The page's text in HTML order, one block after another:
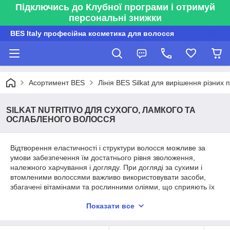
Підключись до Клубної програми і отримуй
персональні знижки
BES Italy професійна косметика для волосся
Асортимент BES Лінія BES Silkat для вирішення
SILKAT NUTRITIVO ДЛЯ СУХОГО, ЛАМКОГО ТА
ОСЛАБЛЕНОГО ВОЛОССЯ
Відтворення еластичності і структури волосся можливе за
умови забезпечення їм достатнього рівня зволоження,
належного харчування і догляду. При догляді за сухими і
втомленими волоссями важливо використовувати засоби,
збагачені вітамінами та рослинними оліями, що сприяють їх
Що таке сухе і ослаблене волосся?
Показати все